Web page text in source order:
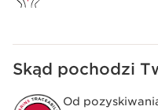
Delikatny i łagodny
Skąd pochodzi
Od